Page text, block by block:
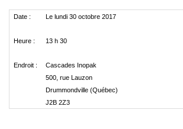
Date : Le lundi 30 octobre 2017
Heure : 13 h 30
Endroit :
Cascades Inopak
500, rue Lauzon
Drummondville (Québec)
J2B 2Z3